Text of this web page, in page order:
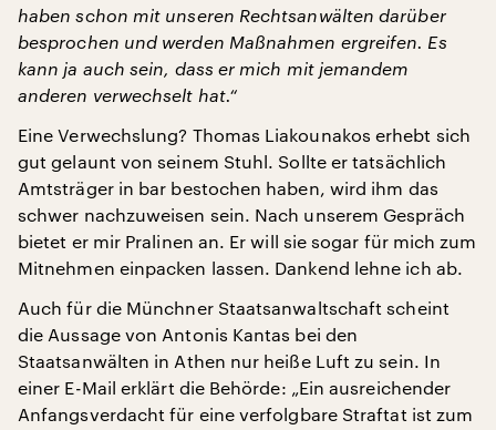
haben schon mit unseren Rechtsanwälten darüber
besprochen und werden Maßnahmen ergreifen. Es
kann ja auch sein, dass er mich mit jemandem
anderen verwechselt hat.“
Eine Verwechslung? Thomas Liakounakos erhebt sich
gut gelaunt von seinem Stuhl. Sollte er tatsächlich
Amtsträger in bar bestochen haben, wird ihm das
schwer nachzuweisen sein. Nach unserem Gespräch
bietet er mir Pralinen an. Er will sie sogar für mich zum
Mitnehmen einpacken lassen. Dankend lehne ich ab.
Auch für die Münchner Staatsanwaltschaft scheint
die Aussage von Antonis Kantas bei den
Staatsanwälten in Athen nur heiße Luft zu sein. In
einer E-Mail erklärt die Behörde: „Ein ausreichender
Anfangsverdacht für eine verfolgbare Straftat ist zum